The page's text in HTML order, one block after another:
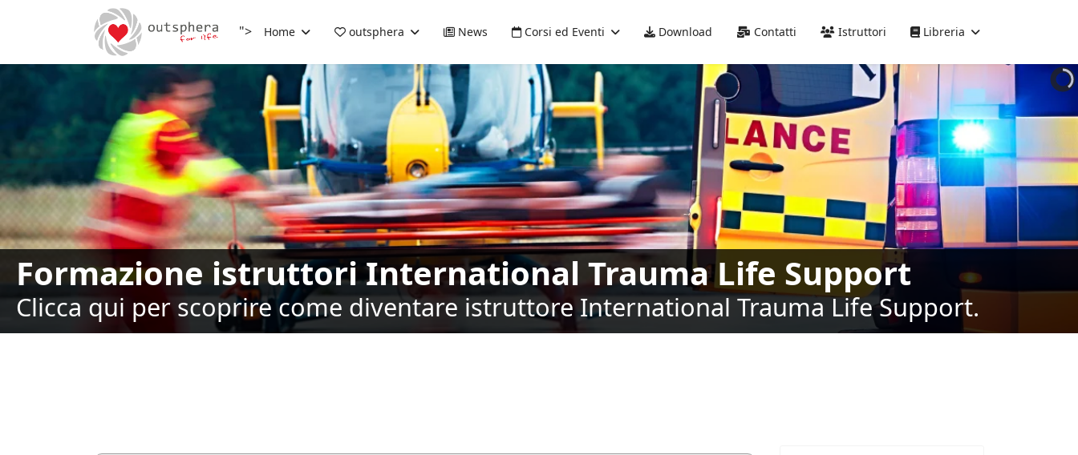
"> Home outsphera News Corsi ed Eventi Download Contatti Istruttori Libreria
Formazione istruttori International Trauma Life Support
Clicca qui per scoprire come diventare istruttore International Trauma Life Support.